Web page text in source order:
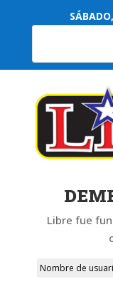
Libre fue